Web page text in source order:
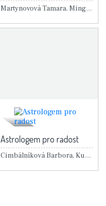
Martynovová Tamara, Ming-tchang Sü
Astrologem pro radost
Cimbálníková Barbora, Kubátová Tereza